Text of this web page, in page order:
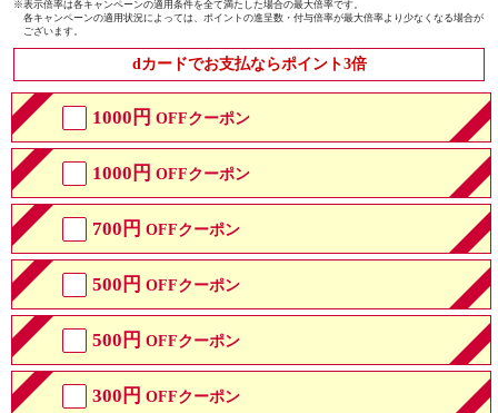
※表示倍率は各キャンペーンの適用条件を全て満たした場合の最大倍率です。
各キャンペーンの適用状況によっては、ポイントの進呈数・付与倍率が最大倍率より少なくなる場合が
ございます。
dカードでお支払ならポイント3倍
1000円 OFFクーポン
1000円 OFFクーポン
700円 OFFクーポン
500円 OFFクーポン
500円 OFFクーポン
300円 OFFクーポン